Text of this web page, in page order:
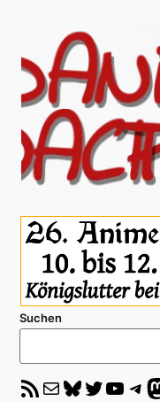
Suchen
RSS-Feed E-Mail Bluesky Twitter YouTube Telegram Mastodon